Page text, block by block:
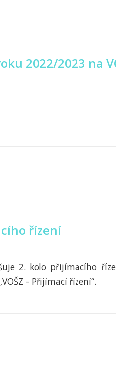
2022/2023 na
řízení
2. kolo přijímacího
– Přijímací řízení“.